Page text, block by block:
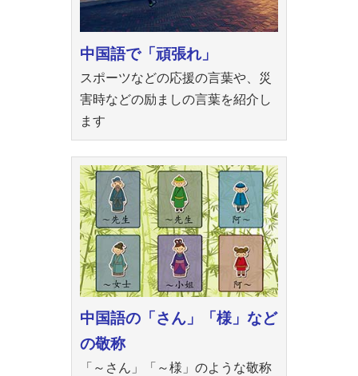
中国語で「頑張れ」
スポーツなどの応援の言葉や、災
害時などの励ましの言葉を紹介し
ます
中国語の「さん」「様」など
の敬称
「～さん」「～様」のような敬称